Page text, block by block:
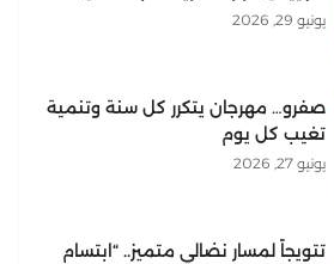
يونيو 29, 2026
صفرو… مهرجان يتكرر كل سنة وتنمية
تغيب كل يوم
يونيو 27, 2026
تتويجاً لمسار نضالي متميز.. “ابتسام